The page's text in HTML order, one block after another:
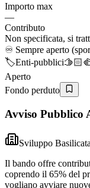
Importo max
—
Contributo
Non specificata, si
♾️ Sempre aperto
🏷️Enti-pubblici
Aperto
Fondo perduto
Avviso Pubblico
Sviluppo Basilicata
Il bando offre
coprendo il 65% del
vogliano avviare